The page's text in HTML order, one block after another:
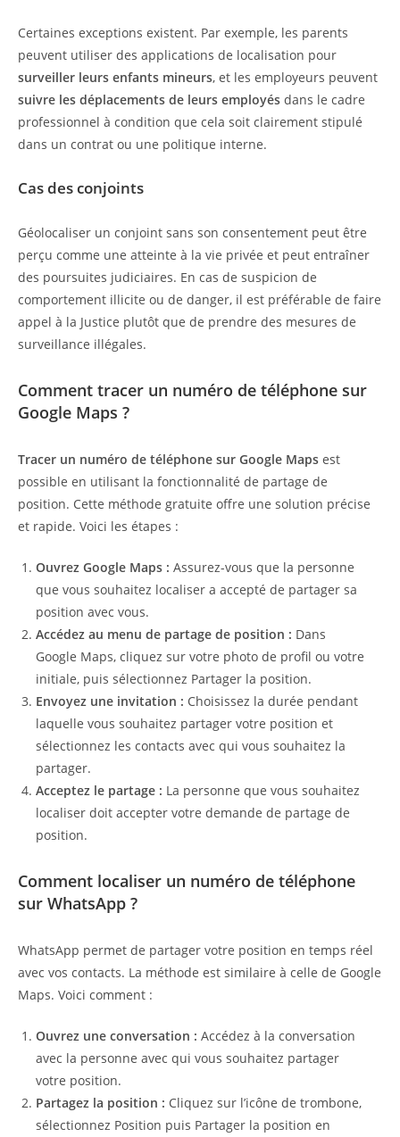
Certaines exceptions existent. Par exemple, les parents
peuvent utiliser des applications de localisation pour
surveiller leurs enfants mineurs, et les employeurs peuvent
suivre les déplacements de leurs employés dans le cadre
professionnel à condition que cela soit clairement stipulé
dans un contrat ou une politique interne.
Cas des conjoints
Géolocaliser un conjoint sans son consentement peut être
perçu comme une atteinte à la vie privée et peut entraîner
des poursuites judiciaires. En cas de suspicion de
comportement illicite ou de danger, il est préférable de faire
appel à la Justice plutôt que de prendre des mesures de
surveillance illégales.
Comment tracer un numéro de téléphone sur
Google Maps ?
Tracer un numéro de téléphone sur Google Maps est
possible en utilisant la fonctionnalité de partage de
position. Cette méthode gratuite offre une solution précise
et rapide. Voici les étapes :
Ouvrez Google Maps : Assurez-vous que la personne
que vous souhaitez localiser a accepté de partager sa
position avec vous.
Accédez au menu de partage de position : Dans
Google Maps, cliquez sur votre photo de profil ou votre
initiale, puis sélectionnez Partager la position.
Envoyez une invitation : Choisissez la durée pendant
laquelle vous souhaitez partager votre position et
sélectionnez les contacts avec qui vous souhaitez la
partager.
Acceptez le partage : La personne que vous souhaitez
localiser doit accepter votre demande de partage de
position.
Comment localiser un numéro de téléphone
sur WhatsApp ?
WhatsApp permet de partager votre position en temps réel
avec vos contacts. La méthode est similaire à celle de Google
Maps. Voici comment :
Ouvrez une conversation : Accédez à la conversation
avec la personne avec qui vous souhaitez partager
votre position.
Partagez la position : Cliquez sur l’icône de trombone,
sélectionnez Position puis Partager la position en